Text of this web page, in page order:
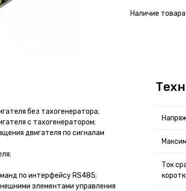
Наличие
без тахогенератора;
с тахогенератором;
двигателя по сигналам
по интерфейсу RS485;
элементами управления
Ток